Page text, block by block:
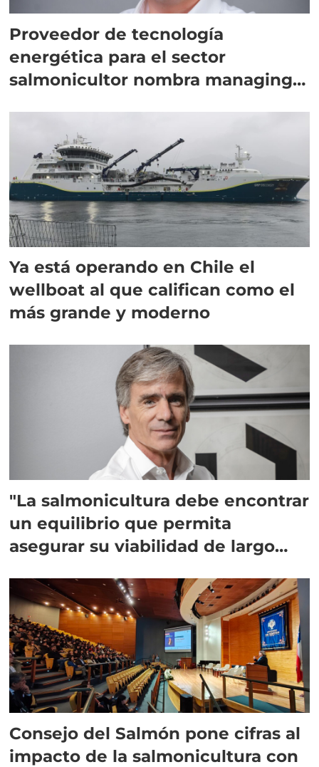
Proveedor de tecnología
energética para el sector
salmonicultor nombra managing
Ya está operando en Chile el
wellboat al que califican como el
más grande y moderno
"La salmonicultura debe encontrar
un equilibrio que permita
asegurar su viabilidad de largo
Consejo del Salmón pone cifras al
impacto de la salmonicultura con